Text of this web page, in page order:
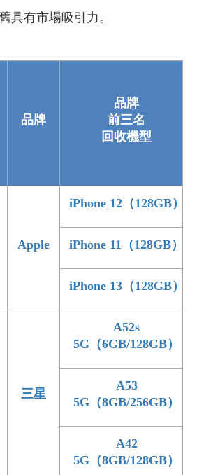
具有市場吸引力。
品牌
品牌
前三名
回收機型
Apple
iPhone 12（128GB）
iPhone 11（128GB）
iPhone 13（128GB）
三星
A52s
5G（6GB/128GB）
A53
5G（8GB/256GB）
A42
5G（8GB/128GB）